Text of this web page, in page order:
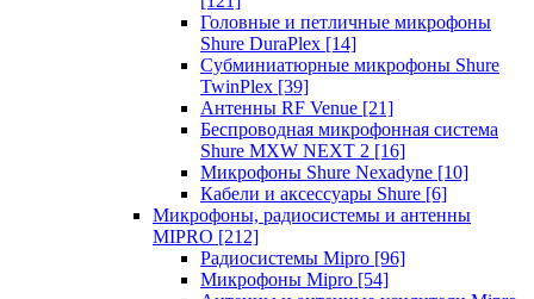
Головные и петличные микрофоны
Shure DuraPlex [14]
Субминиатюрные микрофоны Shure
TwinPlex [39]
Антенны RF Venue [21]
Беспроводная микрофонная система
Shure MXW NEXT 2 [16]
Микрофоны Shure Nexadyne [10]
Кабели и аксессуары Shure [6]
Микрофоны, радиосистемы и антенны
MIPRO [212]
Радиосистемы Mipro [96]
Микрофоны Mipro [54]